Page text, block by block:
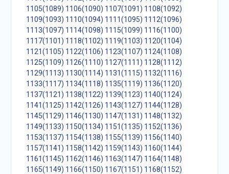
1105(1089) 1106(1090) 1107(1091) 1108(1092)
1109(1093) 1110(1094) 1111(1095) 1112(1096)
1113(1097) 1114(1098) 1115(1099) 1116(1100)
1117(1101) 1118(1102) 1119(1103) 1120(1104)
1121(1105) 1122(1106) 1123(1107) 1124(1108)
1125(1109) 1126(1110) 1127(1111) 1128(1112)
1129(1113) 1130(1114) 1131(1115) 1132(1116)
1133(1117) 1134(1118) 1135(1119) 1136(1120)
1137(1121) 1138(1122) 1139(1123) 1140(1124)
1141(1125) 1142(1126) 1143(1127) 1144(1128)
1145(1129) 1146(1130) 1147(1131) 1148(1132)
1149(1133) 1150(1134) 1151(1135) 1152(1136)
1153(1137) 1154(1138) 1155(1139) 1156(1140)
1157(1141) 1158(1142) 1159(1143) 1160(1144)
1161(1145) 1162(1146) 1163(1147) 1164(1148)
1165(1149) 1166(1150) 1167(1151) 1168(1152)